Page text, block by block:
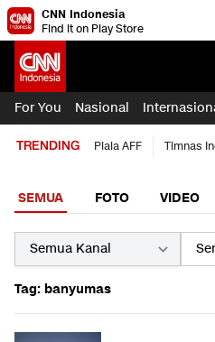
CNN Indonesia
Find it on Play Store
For You Nasional
TRENDING Piala AFF Timnas
SEMUA FOTO VIDEO
Tag: banyumas